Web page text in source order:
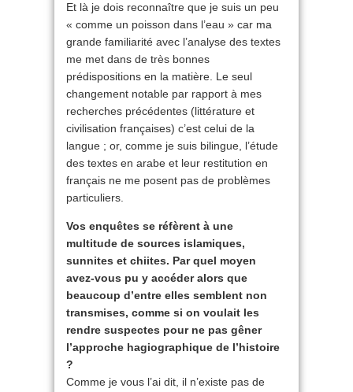
Et là je dois reconnaître que je suis un peu
« comme un poisson dans l’eau » car ma
grande familiarité avec l’analyse des textes
me met dans de très bonnes
prédispositions en la matière. Le seul
changement notable par rapport à mes
recherches précédentes (littérature et
civilisation françaises) c’est celui de la
langue ; or, comme je suis bilingue, l’étude
des textes en arabe et leur restitution en
français ne me posent pas de problèmes
particuliers.
Vos enquêtes se réfèrent à une
multitude de sources islamiques,
sunnites et chiites. Par quel moyen
avez-vous pu y accéder alors que
beaucoup d’entre elles semblent non
transmises, comme si on voulait les
rendre suspectes pour ne pas gêner
l’approche hagiographique de l’histoire
?
Comme je vous l’ai dit, il n’existe pas de